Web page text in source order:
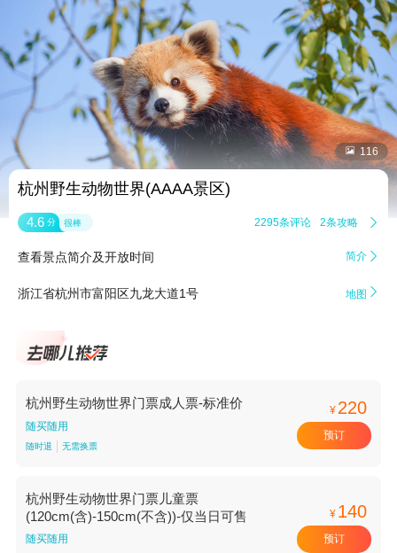
 116
杭州野生动物世界(AAAA景区)
4.6 分 很棒 2295条评论 2条攻略 
查看景点简介及开放时间 简介 
浙江省杭州市富阳区九龙大道1号 地图 
杭州野生动物世界门票成人票-标准价
随买随用
随时退 无需换票
¥ 220
预订
杭州野生动物世界门票儿童票
(120cm(含)-150cm(不含))-仅当日可售
随买随用
¥ 140
预订